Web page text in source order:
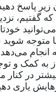
پاسخ دهید
گفتیم،
متوجه شوید
انجام
به کمک و
در کنار
یاری